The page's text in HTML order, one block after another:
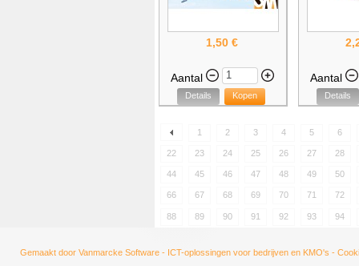
1,50 €
Aantal
Details Kopen
Aantal
Details
1 2 3 4 5 6
22 23 24 25 26 27 28
44 45 46 47 48 49 50
66 67 68 69 70 71 72
88 89 90 91 92 93 94
Gemaakt door Vanmarcke Software - ICT-oplossingen voor bedrijven en KMO's -